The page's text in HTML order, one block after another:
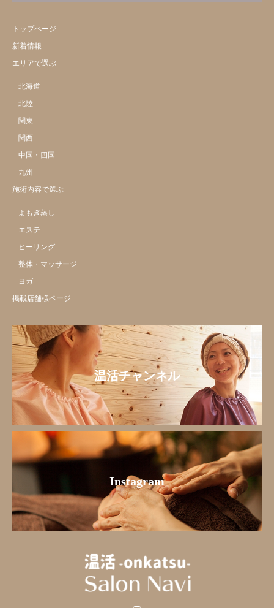
トップページ
新着情報
エリアで選ぶ
北海道
北陸
関東
関西
中国・四国
九州
施術内容で選ぶ
よもぎ蒸し
エステ
ヒーリング
整体・マッサージ
ヨガ
掲載店舗様ページ
温活チャンネル
Instagram